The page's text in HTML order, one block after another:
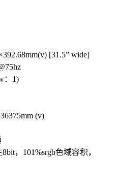
[31.5” wide]
：1)
(v)
，101%srgb色域容积，